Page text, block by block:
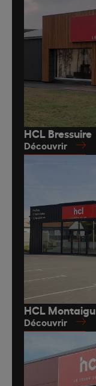
HCL Bressuire
Découvrir
HCL Montaigu
Découvrir